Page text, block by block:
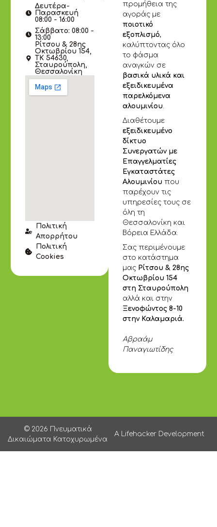
προμήθεια της
αγοράς με
ποιοτικό
εξοπλισμό,
καλύπτοντας όλο
το φάσμα
αναγκών σε
βασικά υλικά και
εξειδικευμένα
παρελκόμενα
αλουμινίου.
Διαθέτουμε
εξειδικευμένο
δίκτυο
Συνεργατών με
Επαγγελματίες
Εγκαταστάτες
Αλουμινίου που
παρέχουν τις
υπηρεσίες τους σε
όλη τη
Θεσσαλονίκη και
Βόρεια Ελλάδα.
Σας περιμένουμε
στο κατάστημα
μας Ρίτσου & 28ης
Οκτωβρίου 154
στη Σταυρούπολη
αλλά και στην
Ξενοφώντος 8-10
στην Καλαμαριά.
Αβραάμ
Παναγιωτίδης
Δευτέρα-
Παρασκευή
08:00 - 16:00
Σάββατο: 08:00 -
13:00
Ρίτσου & 28ης
Οκτωβρίου 154,
ΤΚ 54630,
Σταυρούπολη,
Θεσσαλονίκη
Πολιτική
Απορρήτου
Πολιτική
Cookies
© 2026 Πνευματικά
Δικαιώματα Κατοχυρωμένα
A Lifehacker Development